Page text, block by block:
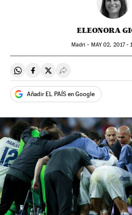
ELEONORA
Madri - MAY02, 2017 -
Compartir en Whatsapp
Compartir en Facebook
Compartir en Twitter
Desplegar Redes
Añadir EL PAÍS en Google